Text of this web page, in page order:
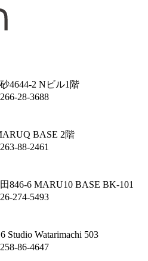
4644-2 Nビル1階
28-3688
BASE 2階
88-2461
846-6 MARU10 BASE BK-101
274-5493
Studio Watarimachi 503
86-4647